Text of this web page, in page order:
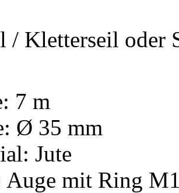
/ Kletterseil oder
7 m
Ø 35 mm
Jute
Auge mit Ring